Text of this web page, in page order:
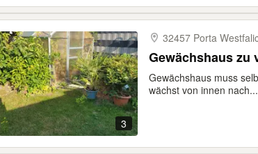
3
32457 Porta
Gewächshaus zu
Gewächshaus muss
wächst von innen nach...